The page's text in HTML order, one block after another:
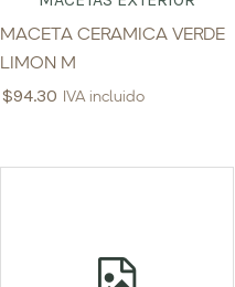
MACETA CERAMICA VERDE
LIMON M
$94.30 IVA incluido